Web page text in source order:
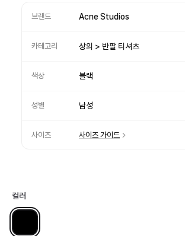
브랜드 Acne Studios
카테고리 상의 > 반팔 티셔츠
색상 블랙
성별 남성
사이즈 사이즈 가이드
컬러